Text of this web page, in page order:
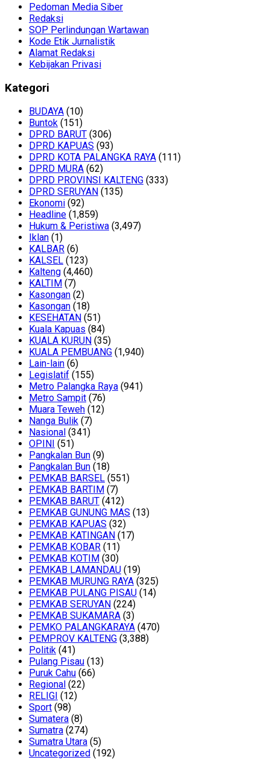
Pedoman Media Siber
Redaksi
SOP Perlindungan Wartawan
Kode Etik Jurnalistik
Alamat Redaksi
Kebijakan Privasi
Kategori
BUDAYA (10)
Buntok (151)
DPRD BARUT (306)
DPRD KAPUAS (93)
DPRD KOTA PALANGKA RAYA (111)
DPRD MURA (62)
DPRD PROVINSI KALTENG (333)
DPRD SERUYAN (135)
Ekonomi (92)
Headline (1,859)
Hukum & Peristiwa (3,497)
Iklan (1)
KALBAR (6)
KALSEL (123)
Kalteng (4,460)
KALTIM (7)
Kasongan (2)
Kasongan (18)
KESEHATAN (51)
Kuala Kapuas (84)
KUALA KURUN (35)
KUALA PEMBUANG (1,940)
Lain-lain (6)
Legislatif (155)
Metro Palangka Raya (941)
Metro Sampit (76)
Muara Teweh (12)
Nanga Bulik (7)
Nasional (341)
OPINI (51)
Pangkalan Bun (9)
Pangkalan Bun (18)
PEMKAB BARSEL (551)
PEMKAB BARTIM (7)
PEMKAB BARUT (412)
PEMKAB GUNUNG MAS (13)
PEMKAB KAPUAS (32)
PEMKAB KATINGAN (17)
PEMKAB KOBAR (11)
PEMKAB KOTIM (30)
PEMKAB LAMANDAU (19)
PEMKAB MURUNG RAYA (325)
PEMKAB PULANG PISAU (14)
PEMKAB SERUYAN (224)
PEMKAB SUKAMARA (3)
PEMKO PALANGKARAYA (470)
PEMPROV KALTENG (3,388)
Politik (41)
Pulang Pisau (13)
Puruk Cahu (66)
Regional (22)
RELIGI (12)
Sport (98)
Sumatera (8)
Sumatra (274)
Sumatra Utara (5)
Uncategorized (192)